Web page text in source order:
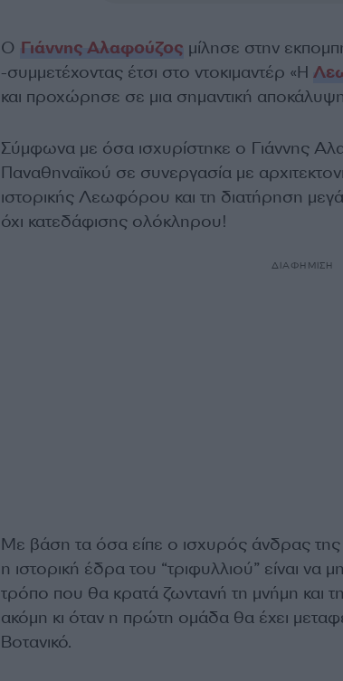
O Γιάννης Αλαφούζος μίλησε στην
-συμμετέχοντας έτσι στο ντοκιμαντέρ «Η
και προχώρησε σε μια σημαντική
Σύμφωνα με όσα ισχυρίστηκε ο Γιάννης
Παναθηναϊκού σε συνεργασία με
ιστορικής Λεωφόρου και τη διατήρηση
όχι κατεδάφισης ολόκληρου!
ΔΙΑΦΗΜΙΣΗ
Με βάση τα όσα είπε ο ισχυρός άνδρας της
η ιστορική έδρα του “τριφυλλιού” είναι να
τρόπο που θα κρατά ζωντανή τη μνήμη και
ακόμη κι όταν η πρώτη ομάδα θα έχει
Βοτανικό.